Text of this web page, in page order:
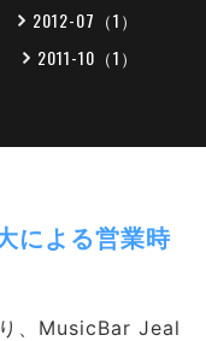
2012-07（1）
2011-10（1）
による営業時
、MusicBar Jeal